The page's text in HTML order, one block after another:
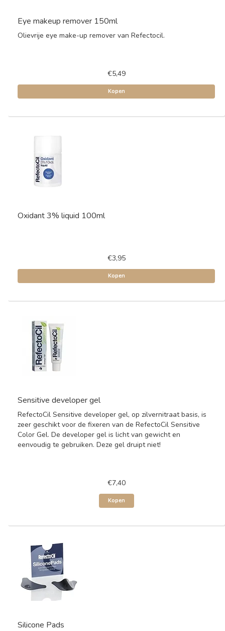
Eye makeup remover 150ml
Olievrije eye make-up remover van Refectocil.
€5,49
Kopen
Oxidant 3% liquid 100ml
€3,95
Kopen
Sensitive developer gel
RefectoCil Sensitive developer gel, op zilvernitraat basis, is
zeer geschikt voor de fixeren van de RefectoCil Sensitive
Color Gel. De developer gel is licht van gewicht en
eenvoudig te gebruiken. Deze gel druipt niet!
€7,40
Kopen
Silicone Pads